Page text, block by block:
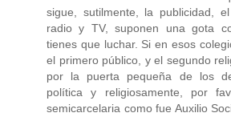
sigue, sutilmente, la publicidad,
radio y TV, suponen una gota
tienes que luchar. Si en esos
el primero público, y el segundo
por la puerta pequeña de los
política y religiosamente, por
semicarcelaria como fue Auxilio